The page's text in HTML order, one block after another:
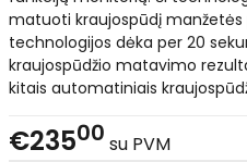
matuoti kraujospūdį
technologijos dėka per 20
kraujospūdžio matavimo
kitais automatiniais
€23500 su PVM